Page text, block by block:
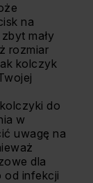
na
mały
rozmiar
kolczyk
do
w
uwagę na
dla
od infekcji